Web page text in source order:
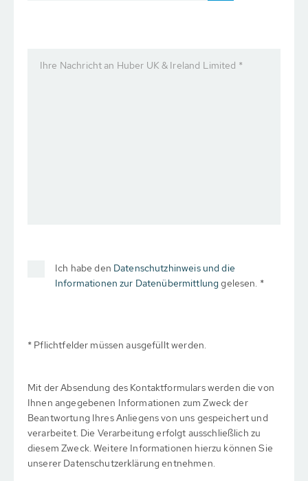
Ihre Nachricht an Huber UK & Ireland Limited *
Ich habe den Datenschutzhinweis und die
Informationen zur Datenübermittlunggelesen. *
* Pflichtfelder müssen ausgefüllt werden.
Mit der Absendung des Kontaktformulars werden die von
Ihnen angegebenen Informationen zum Zweck der
Beantwortung Ihres Anliegens von uns gespeichert und
verarbeitet. Die Verarbeitung erfolgt ausschließlich zu
diesem Zweck. Weitere Informationen hierzu können Sie
unserer Datenschutzerklärung entnehmen.